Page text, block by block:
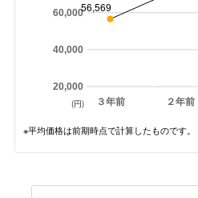
３年前 ２年前
20,000
40,000
60,00056,569
(円)
※平均価格は前期時点で計算したものです。